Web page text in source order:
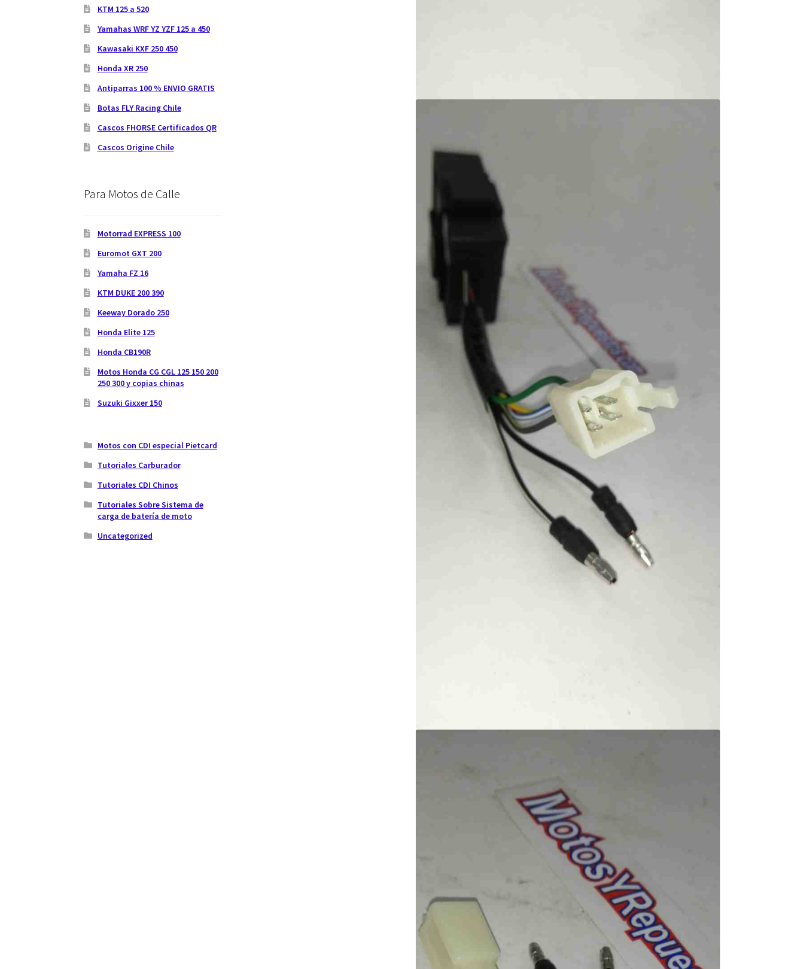
KTM 125 a 520
Yamahas WRF YZ YZF 125 a 450
Kawasaki KXF 250 450
Honda XR 250
Antiparras 100 % ENVIO GRATIS
Botas FLY Racing Chile
Cascos FHORSE Certificados QR
Cascos Origine Chile
Para Motos de Calle
Motorrad EXPRESS 100
Euromot GXT 200
Yamaha FZ 16
KTM DUKE 200 390
Keeway Dorado 250
Honda Elite 125
Honda CB190R
Motos Honda CG CGL 125 150 200
250 300 y copias chinas
Suzuki Gixxer 150
Motos con CDI especial Pietcard
Tutoriales Carburador
Tutoriales CDI Chinos
Tutoriales Sobre Sistema de
carga de batería de moto
Uncategorized